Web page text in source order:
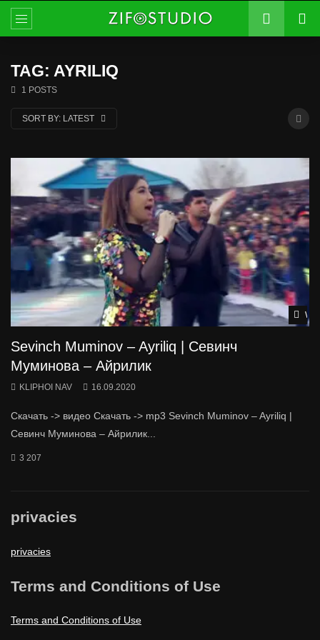
TAG: AYRILIQ
1 POSTS
SORT BY: LATEST
Sevinch Muminov – Ayriliq | Севинч
Муминова – Айрилик
KLIPHOI NAV 16.09.2020
Скачать -> видео Скачать -> mp3 Sevinch Muminov – Ayriliq |
Севинч Муминова – Айрилик...
3 207
privacies
privacies
Terms and Conditions of Use
Terms and Conditions of Use